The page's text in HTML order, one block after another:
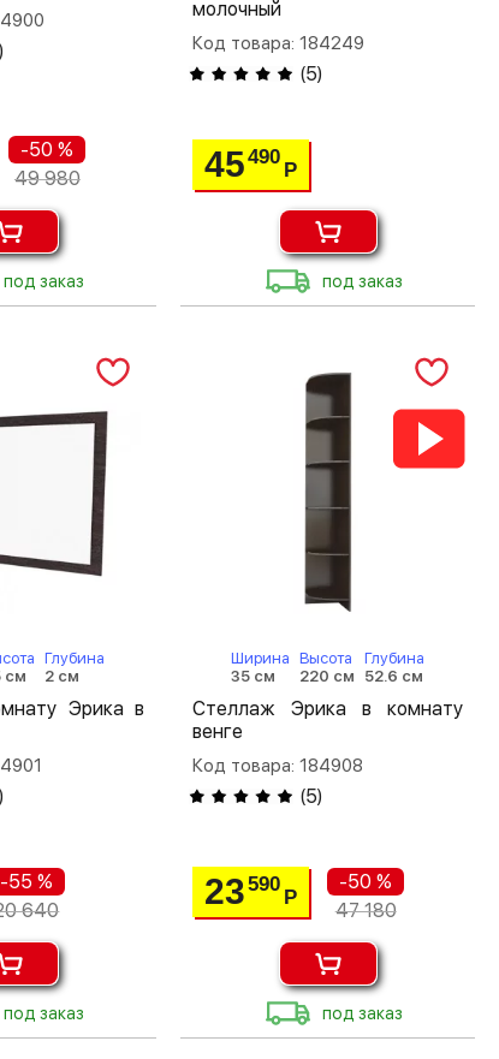
)
-50 %
49 980
под заказ
молочный
Код товара: 184249
(5)
45490
Р
под заказ
см
Глубина
2 см
Эрика в
)
-55 %
640
под заказ
Ширина
35 см
Высота
220 см
Глубина
52.6 см
Стеллаж Эрика в комнату
венге
Код товара: 184908
(5)
23590
Р
-50 %
47 180
под заказ